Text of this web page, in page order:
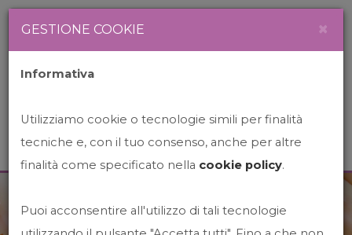
GESTIONE COOKIE ×
Informativa
Utilizziamo cookie o tecnologie simili per finalità
tecniche e, con il tuo consenso, anche per altre
finalità come specificato nella cookie policy.
Puoi acconsentire all'utilizzo di tali tecnologie